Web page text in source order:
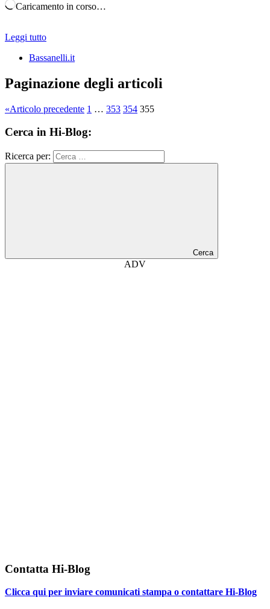
Caricamento in corso…
Leggi tutto
Bassanelli.it
Paginazione degli articoli
«Articolo precedente 1 … 353 354 355
Cerca in Hi-Blog:
Ricerca per:
Cerca
ADV
Contatta Hi-Blog
Clicca qui per inviare comunicati stampa o contattare Hi-Blog